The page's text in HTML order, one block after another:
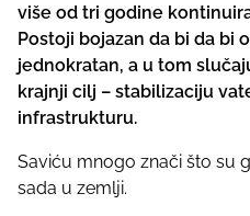
više od tri godine
Postoji bojazan da bi da bi
jednokratan, a u tom
krajnji cilj – stabilizaciju
infrastrukturu.
Saviću mnogo znači što su
sada u zemlji.